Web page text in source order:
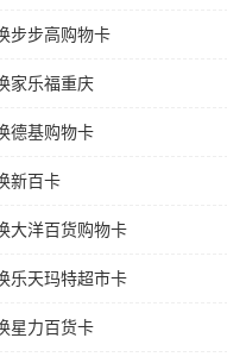
步步高购物卡
家乐福重庆
德基购物卡
新百卡
大洋百货购物卡
乐天玛特超市卡
星力百货卡